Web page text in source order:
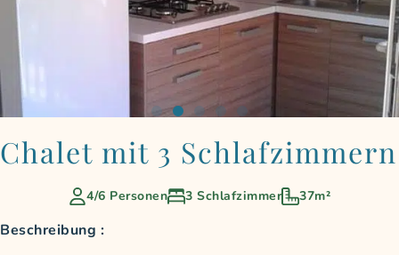
Chalet mit 3 Schlafzimmern
4/6 Personen 3 Schlafzimmer 37m²
Beschreibung :